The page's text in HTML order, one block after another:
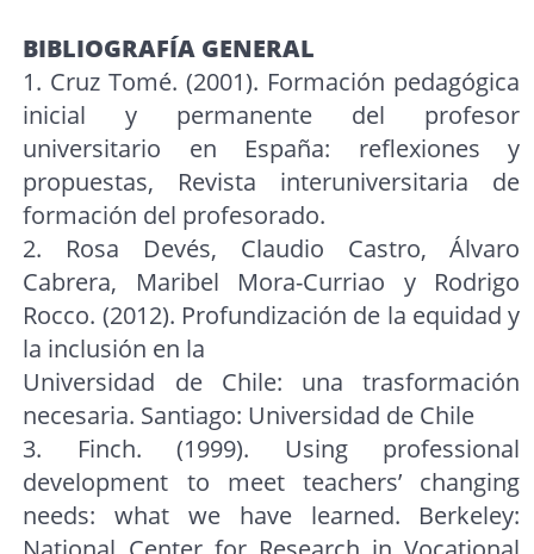
BIBLIOGRAFÍA GENERAL
1. Cruz Tomé. (2001). Formación pedagógica
inicial y permanente del profesor
universitario en España: reflexiones y
propuestas, Revista interuniversitaria de
formación del profesorado.
2. Rosa Devés, Claudio Castro, Álvaro
Cabrera, Maribel Mora-Curriao y Rodrigo
Rocco. (2012). Profundización de la equidad y
la inclusión en la
Universidad de Chile: una trasformación
necesaria. Santiago: Universidad de Chile
3. Finch. (1999). Using professional
development to meet teachers’ changing
needs: what we have learned. Berkeley: